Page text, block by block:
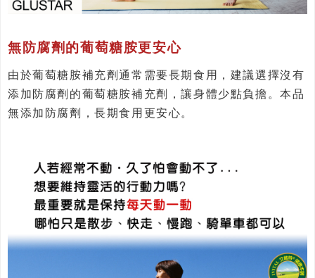
無防腐劑的葡萄糖胺更安心
由於葡萄糖胺補充劑通常需要長期食用，建議選擇沒有
添加防腐劑的葡萄糖胺補充劑，讓身體少點負擔。本品
無添加防腐劑，長期食用更安心。